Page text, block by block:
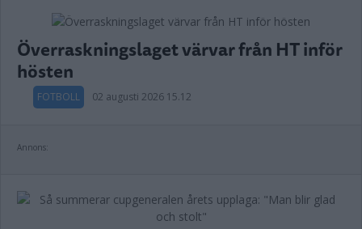
Överraskningslaget värvar från HT inför
hösten
FOTBOLL 02 augusti 2026 15.12
Annons: